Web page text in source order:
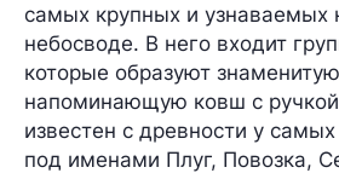
самых крупных и узнаваемых
небосводе. В него входит
которые образуют
напоминающую ковш с
известен с древности у
под именами Плуг, Повозка,